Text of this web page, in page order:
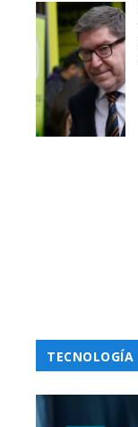
TECNOLOGÍA